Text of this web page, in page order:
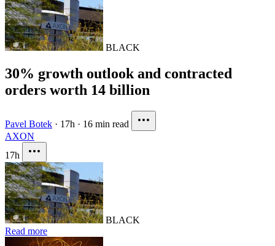
BLACK
30% growth outlook and contracted
orders worth 14 billion
Pavel Botek · 17h · 16 min read
AXON
17h
BLACK
Read more